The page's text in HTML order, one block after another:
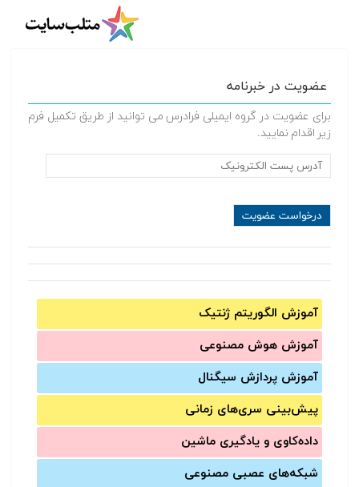
عضویت در خبرنامه
برای عضویت در گروه ایمیلی فرادرس می توانید از طریق تکمیل فرم
زیر اقدام نمایید.
آموزش الگوریتم ژنتیک
آموزش‌ هوش مصنوعی
آموزش‌ پردازش سیگنال
پیش‌‌بینی سری‌‌های زمانی
داده‌کاوی و یادگیری ماشین
شبکه‌های عصبی مصنوعی